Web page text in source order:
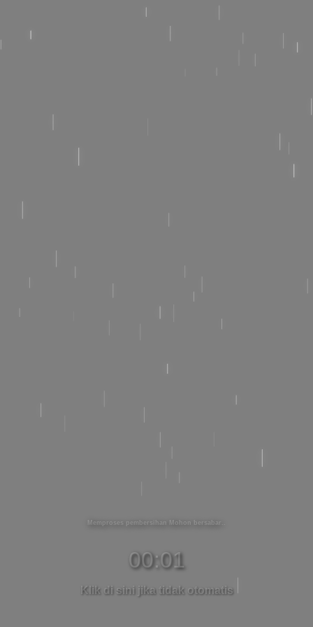
Memproses pembersihan Mohon bersabar
00:01
Klik di sini jika tidak otomatis